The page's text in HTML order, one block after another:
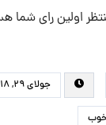
اولین رای شما
جولای ۲۹, ۲۰۱۸
خوب